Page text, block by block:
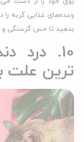
وعده‌های غذایی گربه
بدهید تا حس گرسنگی و
10. درد
ترین علت